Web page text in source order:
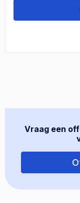
Vraag een